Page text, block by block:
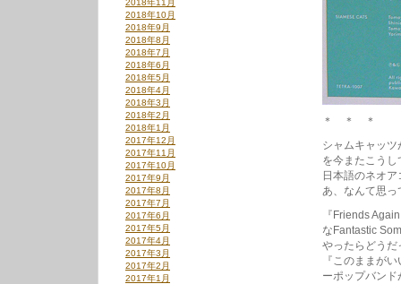
＊ ＊ ＊
シャムキャッ
を今またこう
日本語のネオ
あ、なんて思っ
『Friends
なFantastic
やったらどうだ
『このままが
ーポップバン
2018年11月
2018年10月
2018年9月
2018年8月
2018年7月
2018年6月
2018年5月
2018年4月
2018年3月
2018年2月
2018年1月
2017年12月
2017年11月
2017年10月
2017年9月
2017年8月
2017年7月
2017年6月
2017年5月
2017年4月
2017年3月
2017年2月
2017年1月